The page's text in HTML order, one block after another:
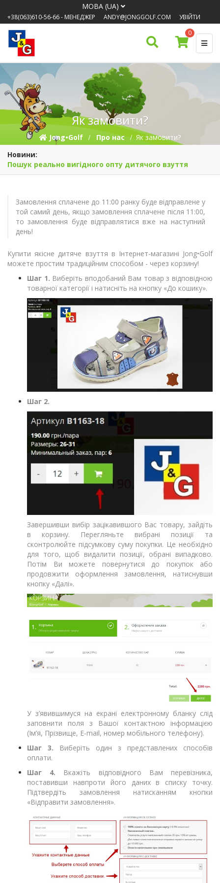
МОВА (UA)
+38(063)610-56-66- МЕНЕДЖЕР ANDY@JONGGOLF.COM
УВІЙТИ
0
Як замовити?
Jong•Golf Про нас
Як замовити?
Новини:
Пошук реально вигідного опту дитячого взуття
Замовлення сплачене до 11:00 ранку буде відправлене у
той самий день, якщо замовлення сплачене після 11:00,
то замовлення буде відправлятися вже на наступний
день!
Купити якісне дитяче взуття в Інтернет-магазині Jong•Golf
можете простим традиційним способом - через корзину!
Шаг 1. Виберіть вподобаний Вам товар з відповідною
товарної категорії і натисніть на кнопку «До кошику».
Шаг 2.
Завершивши вибір зацікавившого Вас товару, зайдіть
в корзину. Перегляньте вибрані позиції та
сконтролюйте підсумкову суму покупки. Це необхідно
для того, щоб видалити позиції, обрані випадково.
Потім Ви можете повернутися до покупок або
продовжити оформлення замовлення, натиснувши
кнопку «Далі».
У з’явившимуся на екрані електронному бланку слід
заповнити поля з Вашої контактною інформацією
(Ім’я, Прізвище, E-mail, номер мобільного телефону).
Шаг 3. Виберіть один з представлених способів
оплати.
Шаг 4. Вкажіть відповідного Вам перевізника,
поставивши навпроти його даних в списку точку.
Підтвердіть замовлення натисканням кнопки
«Відправити замовлення».